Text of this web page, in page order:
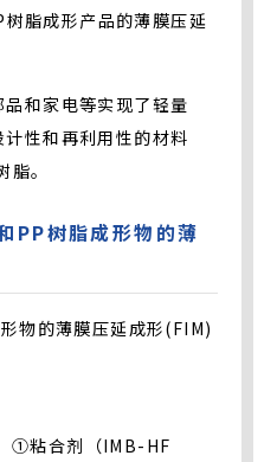
脂成形产品的薄膜压延
和家电等实现了轻量
性和再利用性的材料
。
PP树脂成形物的薄
物的薄膜压延成形(FIM)
①粘合剂（IMB-HF